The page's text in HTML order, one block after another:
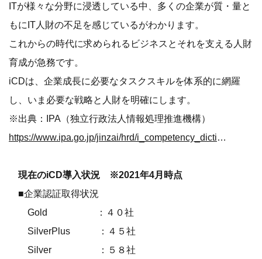
ITが様々な分野に浸透している中、多くの企業が質・量と
もにIT人財の不足を感じているがわかります。
これからの時代に求められるビジネスとそれを支える人財
育成が急務です。
iCDは、企業成長に必要なタスクスキルを体系的に網羅
し、いま必要な戦略と人財を明確にします。
※出典：IPA（独立行政法人情報処理推進機構）
https://www.ipa.go.jp/jinzai/hrd/i_competency_dictionary/icd.html
現在のiCD導入状況 ※2021年4月時点
■企業認証取得状況
Gold ：４０社
SilverPlus ：４５社
Silver ：５８社